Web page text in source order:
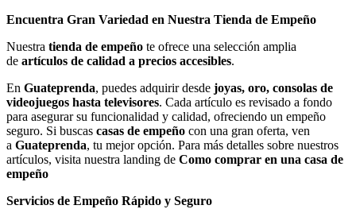
Encuentra Gran Variedad en Nuestra Tienda de Empeño
Nuestra tienda de empeño te ofrece una selección amplia
de artículos de calidad a precios accesibles.
En Guateprenda, puedes adquirir desde joyas, oro, consolas de
videojuegos hasta televisores. Cada artículo es revisado a fondo
para asegurar su funcionalidad y calidad, ofreciendo un empeño
seguro. Si buscas casas de empeño con una gran oferta, ven
a Guateprenda, tu mejor opción. Para más detalles sobre nuestros
artículos, visita nuestra landing de Como comprar en una casa de
empeño
Servicios de Empeño Rápido y Seguro